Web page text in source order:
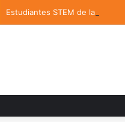
Estudiantes STEM de la